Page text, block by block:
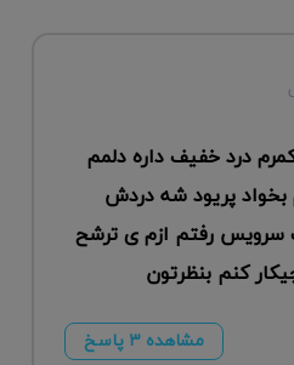
درد خفیف داره دلمم
پریود شه دردش
ک سرویس رفتم ازم ی ترشح
کنم بنظرتون
مشاهده ۳ پاسخ